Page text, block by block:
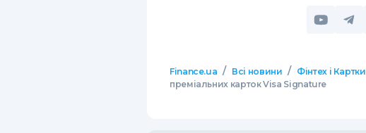
Finance.ua / Всі новини / Фінтех і Картки
преміальних карток Visa Signature